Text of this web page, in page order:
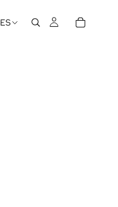
ES